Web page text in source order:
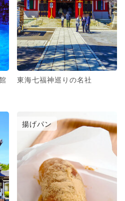
東海七福神巡りの名社
揚げパン